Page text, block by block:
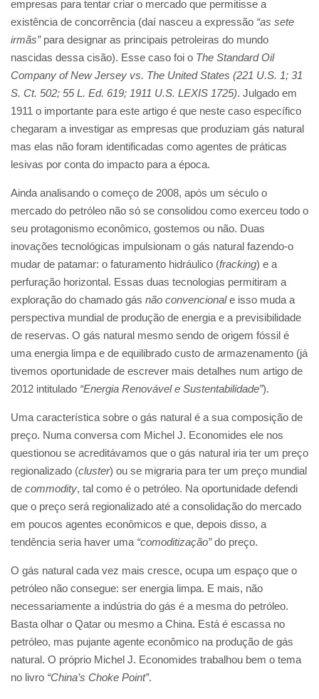
empresas para tentar criar o mercado que permitisse a
existência de concorrência (daí nasceu a expressão “as sete
irmãs”para designar as principais petroleiras do mundo
nascidas dessa cisão). Esse caso foi o The Standard Oil
Company of New Jersey vs. The United States (221 U.S. 1; 31
S. Ct. 502; 55 L. Ed. 619; 1911 U.S. LEXIS 1725). Julgado em
1911 o importante para este artigo é que neste caso específico
chegaram a investigar as empresas que produziam gás natural
mas elas não foram identificadas como agentes de práticas
lesivas por conta do impacto para a época.
Ainda analisando o começo de 2008, após um século o
mercado do petróleo não só se consolidou como exerceu todo o
seu protagonismo econômico, gostemos ou não. Duas
inovações tecnológicas impulsionam o gás natural fazendo-o
mudar de patamar: o faturamento hidráulico (fracking) e a
perfuração horizontal. Essas duas tecnologias permitiram a
exploração do chamado gás não convencionale isso muda a
perspectiva mundial de produção de energia e a previsibilidade
de reservas. O gás natural mesmo sendo de origem fóssil é
uma energia limpa e de equilibrado custo de armazenamento (já
tivemos oportunidade de escrever mais detalhes num artigo de
2012 intitulado “Energia Renovável e Sustentabilidade”).
Uma característica sobre o gás natural é a sua composição de
preço. Numa conversa com Michel J. Economides ele nos
questionou se acreditávamos que o gás natural iria ter um preço
regionalizado (cluster) ou se migraria para ter um preço mundial
de commodity, tal como é o petróleo. Na oportunidade defendi
que o preço será regionalizado até a consolidação do mercado
em poucos agentes econômicos e que, depois disso, a
tendência seria haver uma “comoditização”do preço.
O gás natural cada vez mais cresce, ocupa um espaço que o
petróleo não consegue: ser energia limpa. E mais, não
necessariamente a indústria do gás é a mesma do petróleo.
Basta olhar o Qatar ou mesmo a China. Está é escassa no
petróleo, mas pujante agente econômico na produção de gás
natural. O próprio Michel J. Economides trabalhou bem o tema
no livro “China’s Choke Point”.